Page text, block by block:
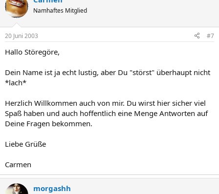
Namhaftes Mitglied
20 Juni 2003 #7
Hallo Störegöre,
Dein Name ist ja echt lustig, aber Du "störst" überhaupt nicht
*lach*
Herzlich Willkommen auch von mir. Du wirst hier sicher viel
Spaß haben und auch hoffentlich eine Menge Antworten auf
Deine Fragen bekommen.
Liebe Grüße
Carmen
morgashh